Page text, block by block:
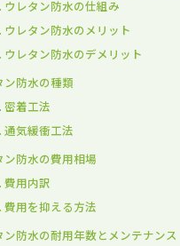
ウレタン防水の仕組み
ウレタン防水のメリット
ウレタン防水のデメリット
ン防水の種類
密着工法
通気緩衝工法
ン防水の費用相場
費用内訳
費用を抑える方法
ン防水の耐用年数とメンテナンス